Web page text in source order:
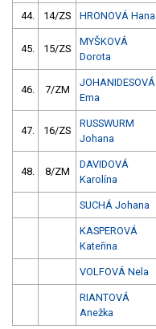
44. 14/ZS HRONOVÁ Hana
45. 15/ZS
MYŠKOVÁ
Dorota
46. 7/ZM
JOHANIDESOVÁ
Ema
47. 16/ZS
RUSSWURM
Johana
48. 8/ZM
DAVIDOVÁ
Karolína
SUCHÁ Johana
KASPEROVÁ
Kateřina
VOLFOVÁ Nela
RIANTOVÁ
Anežka